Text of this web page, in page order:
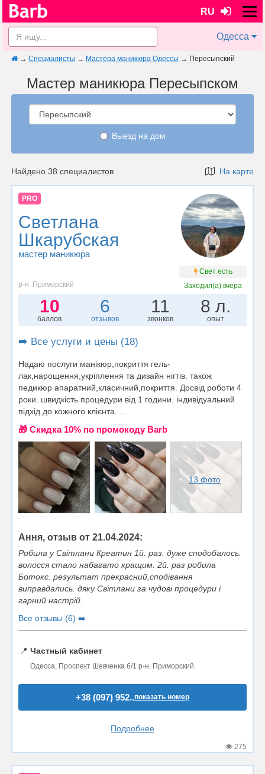
RU
Одесса
→ Специалисты → Мастера маникюра Одессы → Пересыпский
Мастер маникюра Пересыпском
Выезд на дом
Найдено 38 специалистов На карте
PRO
Светлана
Шкарубская
мастер маникюра
Свет есть
р-н. Приморский
Заходил(а)вчера
10
баллов
6
отзывов
11
звонков
8 л.
опыт
➡️ Все услуги и цены (18)
Надаю послуги манікюр,покриття гель-
лак,нарощення,укріплення та дизайн нігтів. також
педикюр апаратний,класичний,покриття. Досвід роботи 4
роки. швидкість процедури від 1 години. індивідуальний
підхід до кожного клієнта. ...
🎁 Cкидка 10% по промокоду Barb
13 фото
Ання, отзыв от 21.04.2024:
Робила у Світлани Креатин 1й. раз. дуже сподобалось.
волосся стало набагато кращим. 2й. раз робила
Ботокс. результат прекрасний,сподівання
виправдались. дяку Світлани за чудові процедури і
гарний настрій.
Все отзывы (6) ➡️
📍 Частный кабинет
Одесса, Проспект Шевченка 6/1 р-н. Приморский
+38 (097) 952..показать номер
Подробнее
275